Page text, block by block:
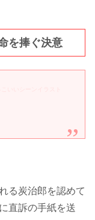
を捧ぐ決意
る炭治郎を認めて
直訴の手紙を送